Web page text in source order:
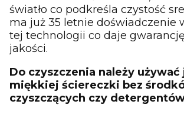
światło co podkreśla czystość
ma już 35 letnie doświadczenie
tej technologii co daje
jakości.
Do czyszczenia należy
miękkiej ściereczki bez
czyszczących czy